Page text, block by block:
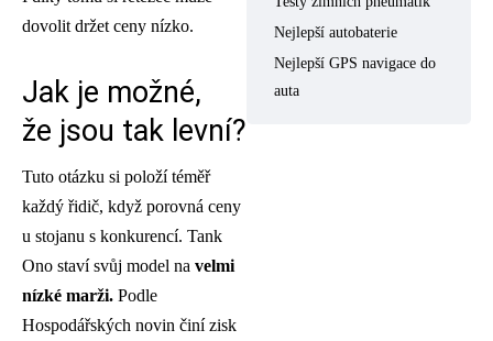
dovolit držet ceny nízko.
Jak je možné,
že jsou tak levní?
Tuto otázku si položí téměř
každý řidič, když porovná ceny
u stojanu s konkurencí. Tank
Ono staví svůj model na velmi
nízké marži. Podle
Hospodářských novin činí zisk
Nejlepší autobaterie
Nejlepší GPS navigace do
auta